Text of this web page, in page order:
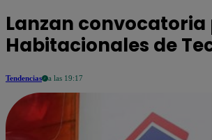
Lanzan convocatoria
Habitacionales de
Tendencias a las 19:17